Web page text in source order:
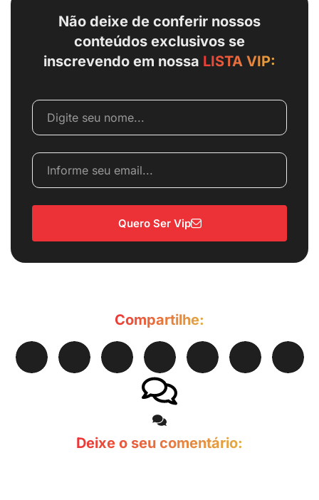
Não deixe de conferir nossos
conteúdos exclusivos se
inscrevendo em nossa LISTA VIP:
Quero Ser Vip
Compartilhe:
Deixe o seu comentário: